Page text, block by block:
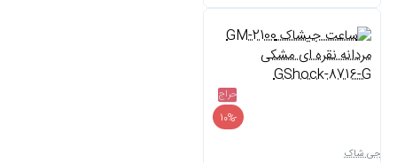
حراج
-10%
جی شاک